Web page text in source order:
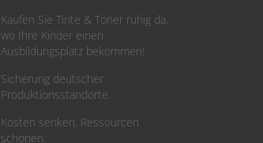
Kaufen Sie Tinte & Toner ruhig da,
wo Ihre Kinder einen
Ausbildungsplatz bekommen!
Sicherung deutscher
Produktionsstandorte.
Kosten senken, Ressourcen
schonen.